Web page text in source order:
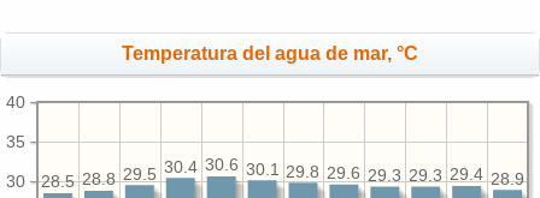
Temperatura del agua de mar, °C
30
35
40
28.9
29.4
29.3
29.3
29.6
29.8
30.1
30.6
30.4
29.5
28.8
28.5